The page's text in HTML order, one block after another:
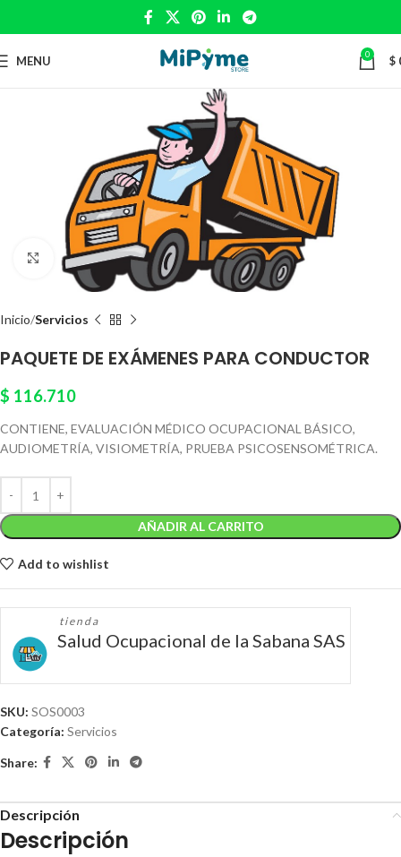
MENU 0 $
Click to enlarge
Inicio Servicios
PAQUETE DE EXÁMENES PARA CONDUCTOR
$ 116.710
CONTIENE, EVALUACIÓN MÉDICO OCUPACIONAL BÁSICO,
AUDIOMETRÍA, VISIOMETRÍA, PRUEBA PSICOSENSOMÉTRICA.
AÑADIR AL CARRITO
Add to wishlist
tienda
Salud Ocupacional de la Sabana SAS
SKU: SOS0003
Categoría: Servicios
Share:
Descripción
Descripción